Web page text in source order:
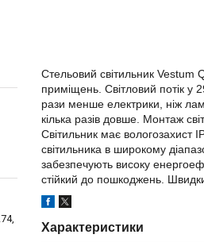
Стельовий світильник Vestum
приміщень. Світловий потік
рази менше електрики, ніж
кілька разів довше. Монтаж
Світильник має вологозахист
світильника в широкому
забезпечують високу
стійкий до пошкоджень.
Характеристики